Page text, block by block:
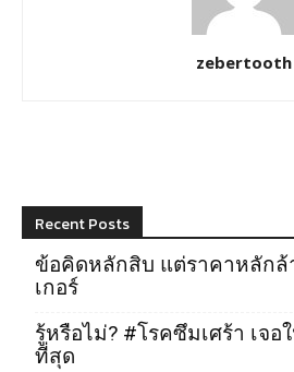
zebertooth
Recent Posts
ข้อคิดหลักสิบ แต่ราคาหลักล้
เกอร์
รู้หรือไม่? #โรคซึมเศร้า เจ
ที่สุด